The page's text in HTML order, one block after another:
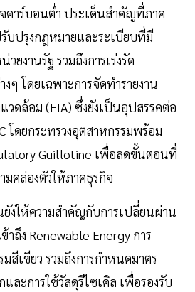
คาร์บอนต่ำ ประเด็นสำคัญที่ภาค
บปรุงกฎหมายและระเบียบที่มี
ยงานรัฐ รวมถึงการเร่งรัด
ๆ โดยเฉพาะการจัดทำรายงาน
วดล้อม (EIA) ซึ่งยังเป็นอุปสรรคต่อ
โดยกระทรวงอุตสาหกรรมพร้อม
Guillotine เพื่อลดขั้นตอนที่
คล่องตัวให้ภาคธุรกิจ
งให้ความสำคัญกับการเปลี่ยนผ่าน
าถึง Renewable Energy การ
เขียว รวมถึงการกำหนดมาตร
ละการใช้วัสดุรีไซเคิล เพื่อรองรับ